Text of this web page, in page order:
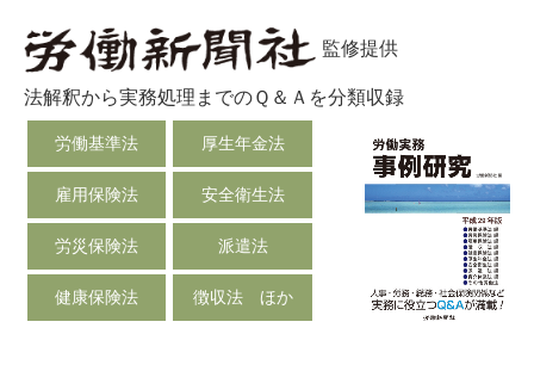
監修提供
法解釈から実務処理までのＱ＆Ａを分類収録
労働基準法 厚生年金法
雇用保険法 安全衛生法
労災保険法 派遣法
健康保険法 徴収法 ほか